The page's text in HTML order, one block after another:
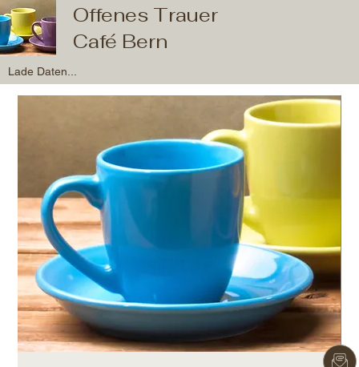
Lade Daten...
Offenes Trauer
Café Bern